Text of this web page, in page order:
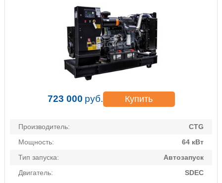
723 000 руб. Купить
Производитель:
CTG
Мощность:
64 кВт
Тип запуска:
Автозапуск
Двигатель:
SDEC